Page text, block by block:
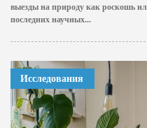
выезды на природу как роскошь
последних научных...
Исследования